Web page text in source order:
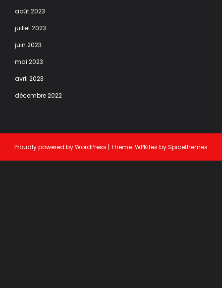
août 2023
juillet 2023
juin 2023
mai 2023
avril 2023
décembre 2022
Proudly powered byWordPress | Theme: WPKites bySpicethemes